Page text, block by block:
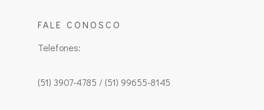
FALE CONOSCO
Telefones:
(51) 3907-4785 / (51) 99655-8145